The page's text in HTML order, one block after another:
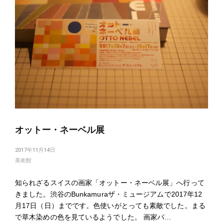
オットー・ネーベル展
2017年11月14日
美術館
知られざるスイスの画家「オットー・ネーベル展」へ行って
きました。渋谷のBunkamuraザ・ミュージアムで2017年12
月17日（日）までです。色使いがとっても素敵でした。まる
で草木染めの色を見ているようでした。 画家パ…